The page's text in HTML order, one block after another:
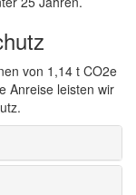
von 1,14 t CO2e
Anreise leisten wir